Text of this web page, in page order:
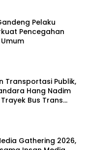
Pelaku
Pencegahan
Transportasi Publik,
Hang Nadim
Bus Trans
Gathering 2026,